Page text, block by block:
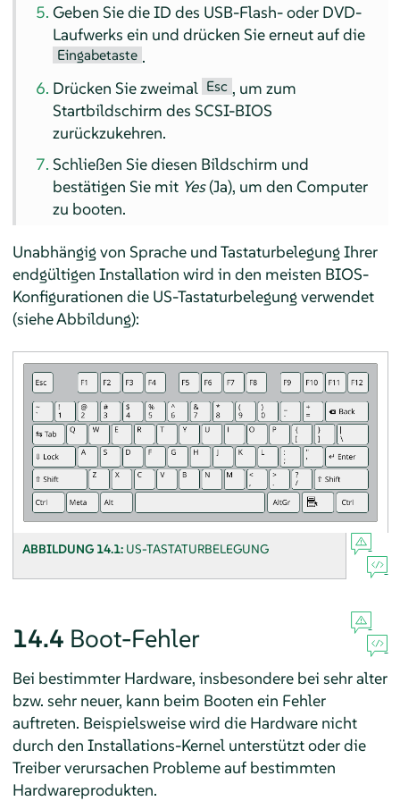
Geben Sie die ID des USB-Flash- oder DVD-
Laufwerks ein und drücken Sie erneut auf die
Eingabetaste .
Drücken Sie zweimal Esc , um zum
Startbildschirm des SCSI-BIOS
zurückzukehren.
Schließen Sie diesen Bildschirm und
bestätigen Sie mit Yes(Ja), um den Computer
zu booten.
Unabhängig von Sprache und Tastaturbelegung Ihrer
endgültigen Installation wird in den meisten BIOS-
Konfigurationen die US-Tastaturbelegung verwendet
(siehe Abbildung):
ABBILDUNG 14.1: US-TASTATURBELEGUNG
14.4 Boot-Fehler
Bei bestimmter Hardware, insbesondere bei sehr alter
bzw. sehr neuer, kann beim Booten ein Fehler
auftreten. Beispielsweise wird die Hardware nicht
durch den Installations-Kernel unterstützt oder die
Treiber verursachen Probleme auf bestimmten
Hardwareprodukten.